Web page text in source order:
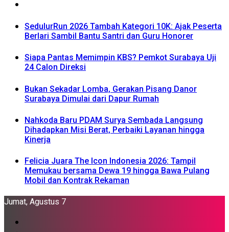
SedulurRun 2026 Tambah Kategori 10K: Ajak Peserta
Berlari Sambil Bantu Santri dan Guru Honorer
Siapa Pantas Memimpin KBS? Pemkot Surabaya Uji
24 Calon Direksi
Bukan Sekadar Lomba, Gerakan Pisang Danor
Surabaya Dimulai dari Dapur Rumah
Nahkoda Baru PDAM Surya Sembada Langsung
Dihadapkan Misi Berat, Perbaiki Layanan hingga
Kinerja
Felicia Juara The Icon Indonesia 2026: Tampil
Memukau bersama Dewa 19 hingga Bawa Pulang
Mobil dan Kontrak Rekaman
Jumat, Agustus 7